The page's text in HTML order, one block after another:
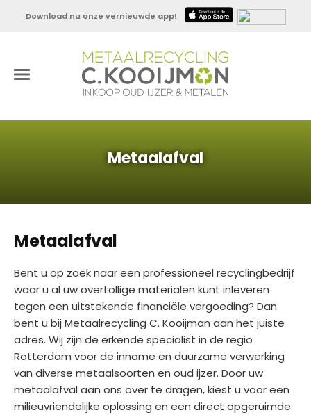
Download nu onze vernieuwde app!
Metaalafval
Metaalafval
Bent u op zoek naar een professioneel recyclingbedrijf
waar u al uw overtollige materialen kunt inleveren
tegen een uitstekende financiële vergoeding? Dan
bent u bij Metaalrecycling C. Kooijman aan het juiste
adres. Wij zijn de erkende specialist in de regio
Rotterdam voor de inname en duurzame verwerking
van diverse metaalsoorten en oud ijzer. Door uw
metaalafval aan ons over te dragen, kiest u voor een
milieuvriendelijke oplossing en een direct opgeruimde